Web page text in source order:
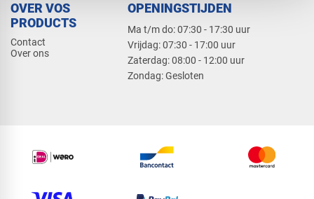
OVER VOS
PRODUCTS
Contact
Over ons
OPENINGSTIJDEN
Ma t/m do: 07:30 - 17:30 uur
​Vrijdag: 07:30 - 17:00 uur
​Zaterdag: 08:00 - 12:00 uur
​Zondag: Gesloten